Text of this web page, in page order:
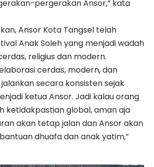
pergerakan Ansor,” kata
Ansor Kota Tangsel telah
Anak Soleh yang menjadi wadah
religius dan modern.
cerdas, modern, dan
jalankan secara konsisten sejak
ketua Ansor. Jadi kalau orang
ketidakpastian global, aman aja
akan tetap jalan dan Ansor akan
dhuafa dan anak yatim,”